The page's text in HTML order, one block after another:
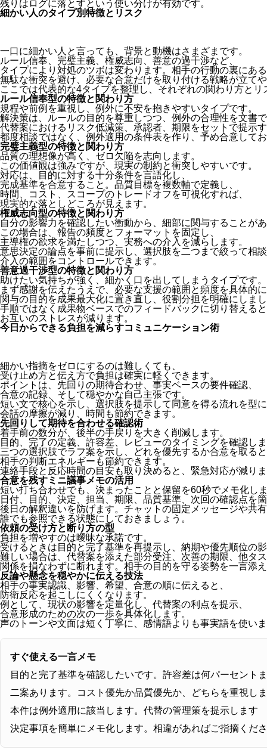
残りはログに落とすという使い分けが有効です。
細かい人のタイプ別特徴とリスク
一口に細かい人と言っても、背景と動機はさまざまです。
ルール信奉、完璧主義、権威志向、善意の過干渉など、
タイプにより対処のツボは変わります。相手の行動の裏にあ
無駄な衝突を避け、必要な合意だけを取り付ける戦略が立て
ここでは代表的な4タイプを整理し、それぞれの関わり方と
ルール信奉型の特徴と関わり方
規程や前例を重視し、例外に不安を抱きやすいタイプです。
解決策は、ルールの目的を尊重しつつ、例外の合理性を文書
代替案におけるリスク低減策、承認者、期限をセットで提示
都度相談ではなく、例外適用の条件表を作り、予め合意して
完璧主義型の特徴と関わり方
品質の理想像が高く、ゼロ欠陥を志向します。
この価値観は強みですが、現実の制約と衝突しやすいです。
対応は、目的に対する十分条件を言語化し、
完成基準を合意すること。品質目標を複数軸で定義し、
時間、コスト、スコープのトレードオフを可視化すれば、
現実的な落としどころが見えます。
権威志向型の特徴と関わり方
自分の影響力を確認したい衝動から、細部に関与することが
この場合は、報告の頻度とフォーマットを固定し、
主導権の欲求を満たしつつ、実務への介入を減らします。
意思決定の論点を事前に提示し、選択肢を二つまで絞って相
介入の範囲をコントロールできます。
善意過干渉型の特徴と関わり方
助けたい気持ちが強く、細かく口を出してしまうタイプです。
まず感謝を伝えたうえで、必要な支援の範囲と頻度を具体的
関与の目的を成果最大化に置き直し、役割分担を明確にしま
手順ではなく成果物ベースでのフィードバックに切り替える
お互いのストレスが減ります。
今日からできる負担を減らすコミュニケーション術
細かい指摘をゼロにするのは難しくても、
受け止め方と伝え方で負担は確実に軽くできます。
ポイントは、先回りの期待合わせ、事実ベースの要件確認、
合意の記録、そして穏やかな自己主張です。
短い文で核心を示し、選択肢を提示して同意を得る流れを型
会話の摩擦が減り、時間も節約できます。
先回りして期待を合わせる確認術
着手前の数分が、後半の手戻りを大きく削減します。
目的、完了の定義、許容差、レビューのタイミングを確認し
三つの選択肢でラフ案を示し、どれを優先するか合意を取る
相手の判断エネルギーも節約できます。
連絡手段と反応時間の目安も取り決めると、緊急対応が減り
合意を残すミニ議事メモの活用
短い打ち合わせでも、決まったことと保留を60秒でメモ化し
日付、目的、決定、担当、期限、品質基準、次回の確認点を
後日の解釈違いを防げます。チャットの固定メッセージや共
誰でも参照できる状態にしておきましょう。
依頼の受け方と断り方の型
負担を増やすのは曖昧な承諾です。
受けるときは目的と完了基準を再提示し、納期や優先順位の
難しい場合は、代替案を添えた部分受注、次善の期限、他タ
関係を損なわずに断れます。相手の目的を守る姿勢を一言添
反論や懸念を穏やかに伝える技法
相手の事実認識、影響、希望、合意の順に伝えると、
防衛反応を起こしにくくなります。
例として、現状の影響を定量化し、代替案の利点を提示、
合意形成のための次の一歩を具体化します。
声のトーンや文面は短く丁寧に、感情語よりも事実語を使い
すぐ使える一言メモ
目的と完了基準を確認したいです。許容差は何パーセント
二案あります。コスト優先か品質優先か、どちらを重視し
本件は例外適用に該当します。代替の管理策を提示します
決定事項を簡単にメモ化します。相違があればご指摘くだ